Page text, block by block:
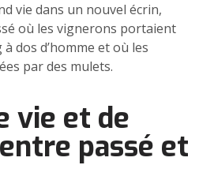
vie dans un nouvel écrin,
où les vignerons portaient
dos d’homme et où les
par des mulets.
vie et de
passé et